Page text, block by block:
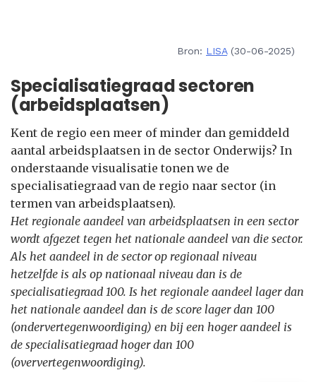
Bron: LISA(30-06-2025)
Specialisatiegraad sectoren
(arbeidsplaatsen)
Kent de regio een meer of minder dan gemiddeld
aantal arbeidsplaatsen in de sector Onderwijs? In
onderstaande visualisatie tonen we de
specialisatiegraad van de regio naar sector (in
termen van arbeidsplaatsen).
Het regionale aandeel van arbeidsplaatsen in een sector
wordt afgezet tegen het nationale aandeel van die sector.
Als het aandeel in de sector op regionaal niveau
hetzelfde is als op nationaal niveau dan is de
specialisatiegraad 100. Is het regionale aandeel lager dan
het nationale aandeel dan is de score lager dan 100
(ondervertegenwoordiging) en bij een hoger aandeel is
de specialisatiegraad hoger dan 100
(oververtegenwoordiging).